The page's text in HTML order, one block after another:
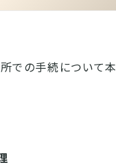
での手続について